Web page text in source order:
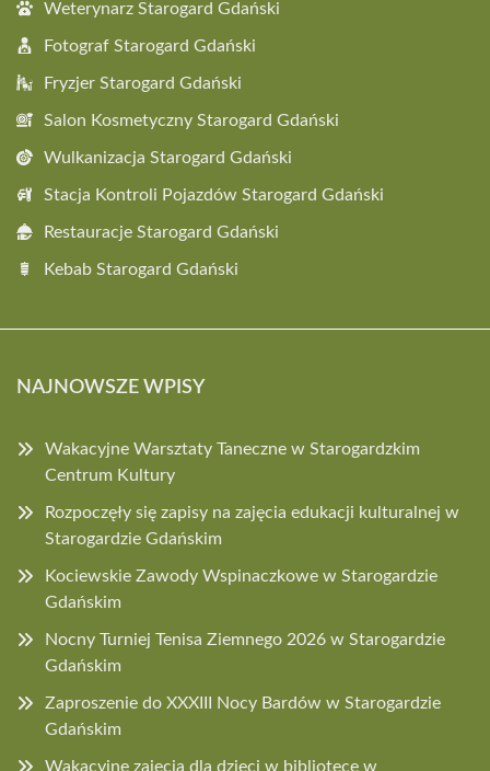
Weterynarz Starogard Gdański
Fotograf Starogard Gdański
Fryzjer Starogard Gdański
Salon Kosmetyczny Starogard Gdański
Wulkanizacja Starogard Gdański
Stacja Kontroli Pojazdów Starogard Gdański
Restauracje Starogard Gdański
Kebab Starogard Gdański
NAJNOWSZE WPISY
Wakacyjne Warsztaty Taneczne w Starogardzkim
Centrum Kultury
Rozpoczęły się zapisy na zajęcia edukacji kulturalnej w
Starogardzie Gdańskim
Kociewskie Zawody Wspinaczkowe w Starogardzie
Gdańskim
Nocny Turniej Tenisa Ziemnego 2026 w Starogardzie
Gdańskim
Zaproszenie do XXXIII Nocy Bardów w Starogardzie
Gdańskim
Wakacyjne zajęcia dla dzieci w bibliotece w